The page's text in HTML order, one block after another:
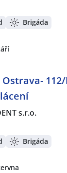
Brigáda
Ostrava-
s.r.o.
Brigáda